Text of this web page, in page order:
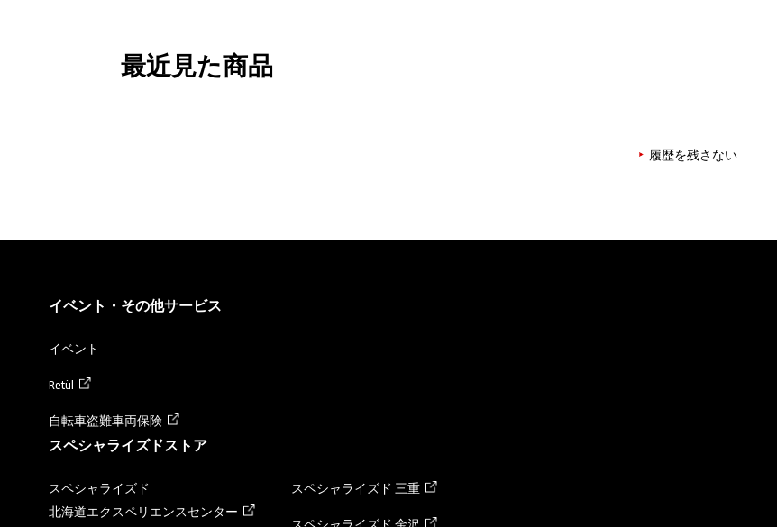
最近見た商品
履歴を残さない
イベント・その他サービス
イベント
Retül
自転車盗難車両保険
スペシャライズドストア
スペシャライズド
北海道エクスペリエンスセンター
スペシャライズド 三重